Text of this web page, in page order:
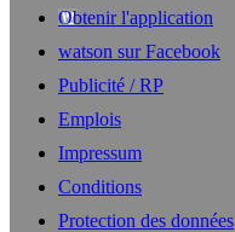
Obtenir l'application
watson sur Facebook
Publicité / RP
Emplois
Impressum
Conditions
Protection des données